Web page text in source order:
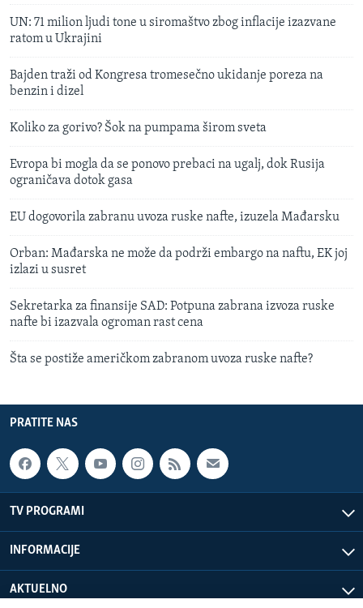
UN: 71 milion ljudi tone u siromaštvo zbog inflacije izazvane
ratom u Ukrajini
Bajden traži od Kongresa tromesečno ukidanje poreza na
benzin i dizel
Koliko za gorivo? Šok na pumpama širom sveta
Evropa bi mogla da se ponovo prebaci na ugalj, dok Rusija
ograničava dotok gasa
EU dogovorila zabranu uvoza ruske nafte, izuzela Mađarsku
Orban: Mađarska ne može da podrži embargo na naftu, EK joj
izlazi u susret
Sekretarka za finansije SAD: Potpuna zabrana izvoza ruske
nafte bi izazvala ogroman rast cena
Šta se postiže američkom zabranom uvoza ruske nafte?
PRATITE NAS
TV PROGRAMI
INFORMACIJE
AKTUELNO